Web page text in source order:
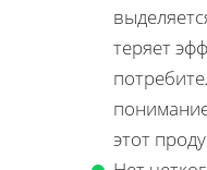
теряет
этот